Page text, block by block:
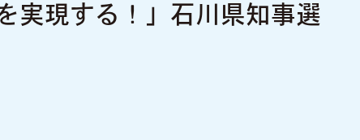
実現する！」石川県知事選